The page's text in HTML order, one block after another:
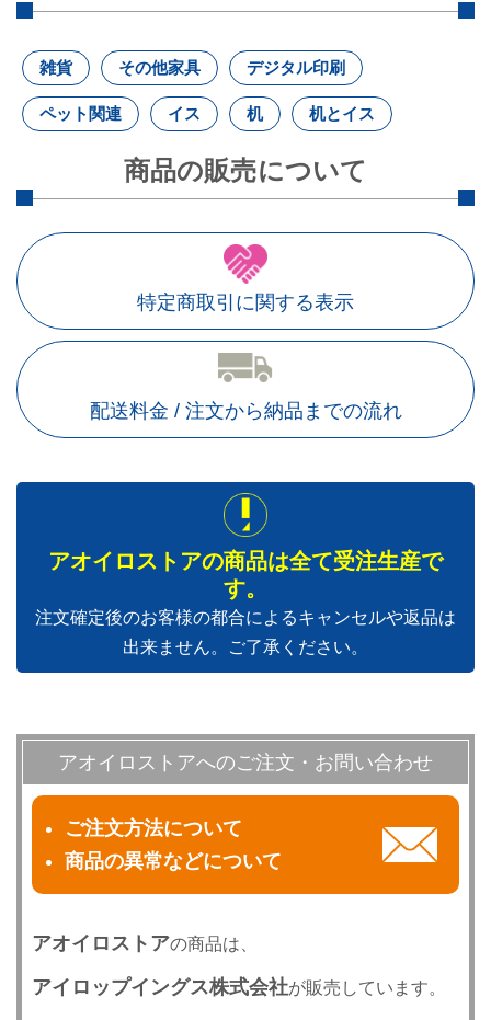
雑貨 その他家具 デジタル印刷
ペット関連 イス 机 机とイス
商品の販売について
特定商取引に関する表示
配送料金 / 注文から納品までの流れ
アオイロストアの商品は全て受注生産で
す。
注文確定後のお客様の都合によるキャンセルや返品は
出来ません。ご了承ください。
アオイロストアへのご注文・お問い合わせ
ご注文方法について
商品の異常などについて
アオイロストアの商品は、
アイロップイングス株式会社が販売しています。